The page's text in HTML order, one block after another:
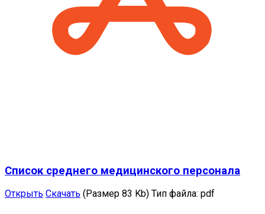
Список среднего медицинского персонала
Открыть Скачать (Размер 83 Kb) Тип файла: pdf